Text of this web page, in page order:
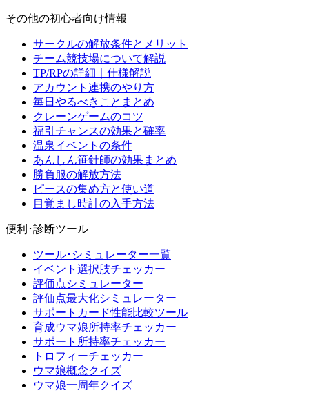
その他の初心者向け情報
サークルの解放条件とメリット
チーム競技場について解説
TP/RPの詳細｜仕様解説
アカウント連携のやり方
毎日やるべきことまとめ
クレーンゲームのコツ
福引チャンスの効果と確率
温泉イベントの条件
あんしん笹針師の効果まとめ
勝負服の解放方法
ピースの集め方と使い道
目覚まし時計の入手方法
便利･診断ツール
ツール･シミュレーター一覧
イベント選択肢チェッカー
評価点シミュレーター
評価点最大化シミュレーター
サポートカード性能比較ツール
育成ウマ娘所持率チェッカー
サポート所持率チェッカー
トロフィーチェッカー
ウマ娘概念クイズ
ウマ娘一周年クイズ